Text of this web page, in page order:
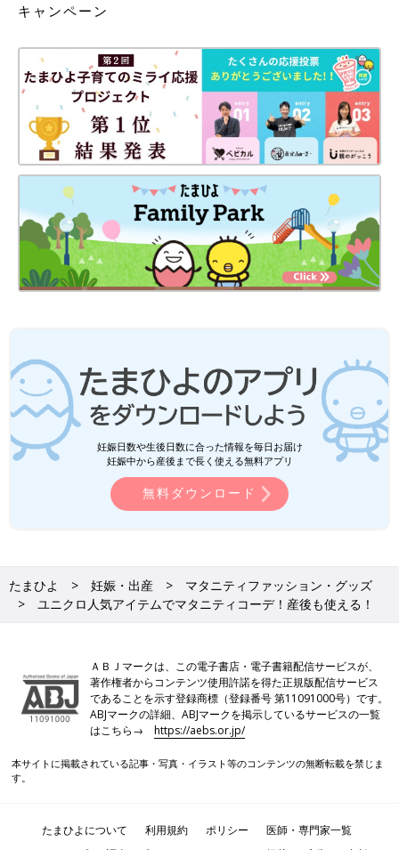
キャンペーン
妊娠日数や生後日数に合った情報を毎日お届け
妊娠中から産後まで長く使える無料アプリ
無料ダウンロード
たまひよ 妊娠・出産
マタニティファッション・グッズ
ユニクロ人気アイテムでマタニティコーデ！産後も使える！
ＡＢＪマークは、この電子書店・電子書籍配信サービスが、
著作権者からコンテンツ使用許諾を得た正規版配信サービス
であることを示す登録商標（登録番号 第11091000号）です。
ABJマークの詳細、ABJマークを掲示しているサービスの一覧
はこちら→https://aebs.or.jp/
本サイトに掲載されている記事・写真・イラスト等のコンテンツの無断転載を禁じま
す。
たまひよについて 利用規約 ポリシー
医師・専門家一覧